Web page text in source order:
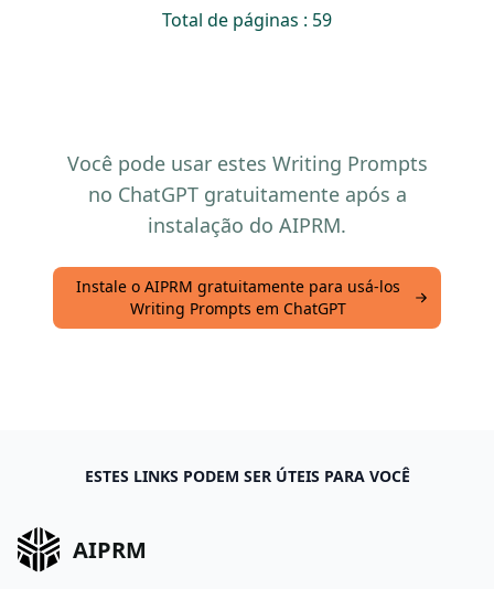
Total de páginas : 59
Você pode usar estes Writing Prompts
no ChatGPT gratuitamente após a
instalação do AIPRM.
Instale o AIPRM gratuitamente para usá-los
Writing Prompts em ChatGPT
ESTES LINKS PODEM SER ÚTEIS PARA VOCÊ
AIPRM